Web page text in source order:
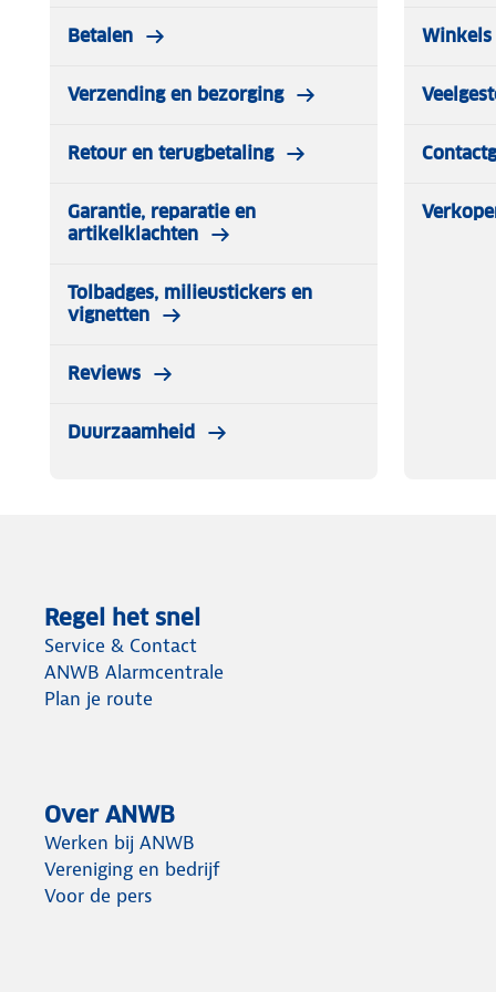
Omrekentabel:
44 - XXL
46 - XXXL
Lichtgewicht 3D-gebreide stof; Voor zeer atletische,
Klimaatbeheer door breitechnologie; Sneldrogend;
Let op kleding mag worden gepast maar niet worden
Betalen
Verzending en bezorging
Retour en terugbetaling
Garantie, reparatie en
artikelklachten
Tolbadges, milieustickers en
vignetten
Reviews
Duurzaamheid
Regel het snel
Service & Contact
ANWB Alarmcentrale
Plan je route
Over ANWB
Werken bij ANWB
Vereniging en bedrijf
Voor de pers